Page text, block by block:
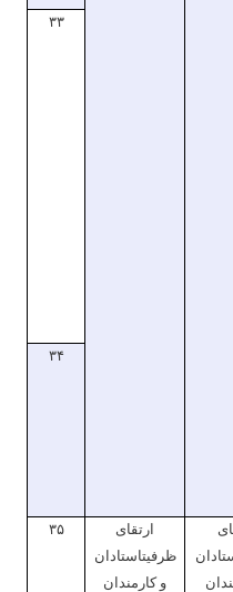
ظرفیتاستادان
و کارمندان
۳۵